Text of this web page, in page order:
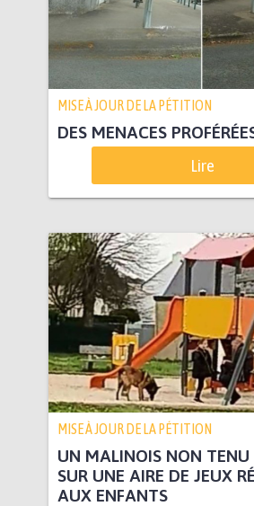
MISE À JOUR DE LA PÉTITION
DES MENACES
Lire
MISE À JOUR DE LA PÉTITION
UN MALINOIS NON TENU
SUR UNE AIRE DE JEUX
AUX ENFANTS